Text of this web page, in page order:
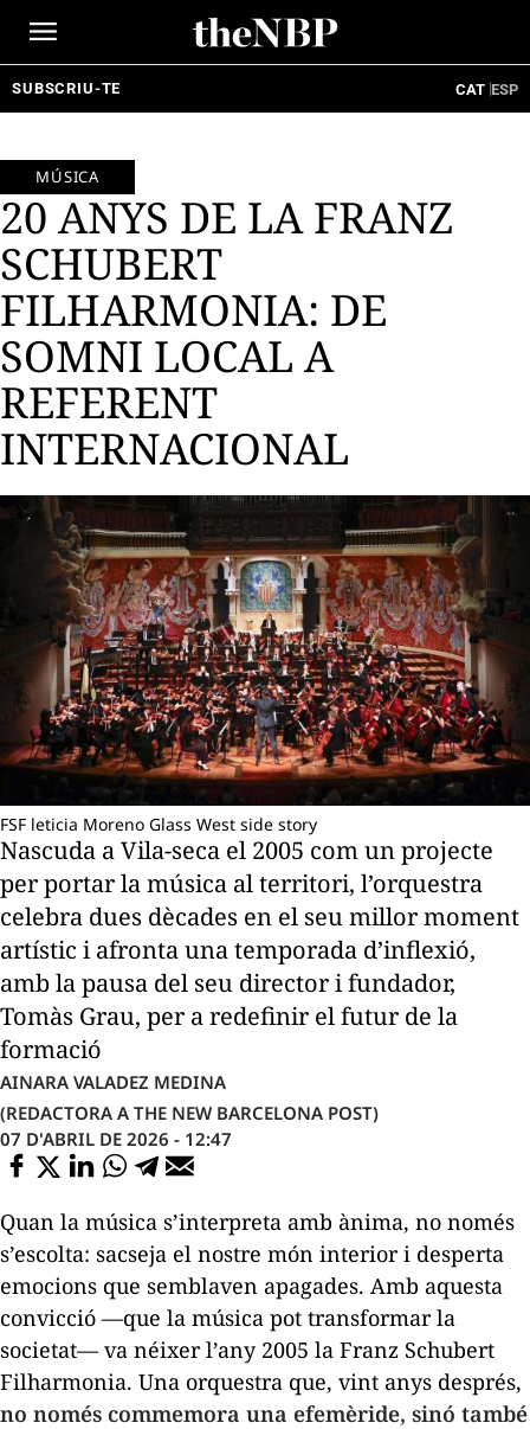
SUBSCRIU-TE CAT ESP
MÚSICA
20 ANYS DE LA FRANZ
SCHUBERT
FILHARMONIA: DE
SOMNI LOCAL A
REFERENT
INTERNACIONAL
FSF leticia Moreno Glass West side story
Nascuda a Vila-seca el 2005 com un projecte
per portar la música al territori, l’orquestra
celebra dues dècades en el seu millor moment
artístic i afronta una temporada d’inflexió,
amb la pausa del seu director i fundador,
Tomàs Grau, per a redefinir el futur de la
formació
AINARA VALADEZ MEDINA
(REDACTORA A THE NEW BARCELONA POST)
07 D'ABRIL DE 2026 - 12:47
Quan la música s’interpreta amb ànima, no només
s’escolta: sacseja el nostre món interior i desperta
emocions que semblaven apagades. Amb aquesta
convicció —que la música pot transformar la
societat— va néixer l’any 2005 la Franz Schubert
Filharmonia. Una orquestra que, vint anys després,
no només commemora una efemèride, sinó també